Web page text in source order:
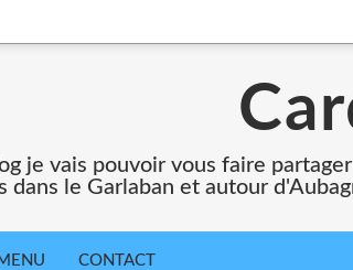
je vais pouvoir vous faire
dans le Garlaban et autour
CONTACT